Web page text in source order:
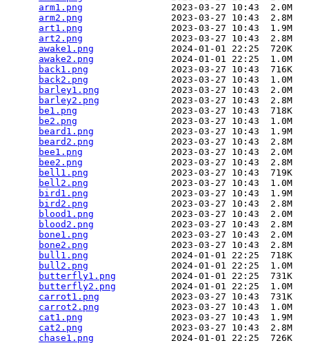
arm1.png
                2023-03-27 10:43  2.0M
arm2.png
                2023-03-27 10:43  2.8M
art1.png
                2023-03-27 10:43  1.9M
art2.png
                2023-03-27 10:43  2.8M
awake1.png
              2024-01-01 22:25  720K
awake2.png
              2024-01-01 22:25  1.0M
back1.png
               2023-03-27 10:43  716K
back2.png
               2023-03-27 10:43  1.0M
barley1.png
             2023-03-27 10:43  2.0M
barley2.png
             2023-03-27 10:43  2.8M
be1.png
                 2023-03-27 10:43  718K
be2.png
                 2023-03-27 10:43  1.0M
beard1.png
              2023-03-27 10:43  1.9M
beard2.png
              2023-03-27 10:43  2.8M
bee1.png
                2023-03-27 10:43  2.0M
bee2.png
                2023-03-27 10:43  2.8M
bell1.png
               2023-03-27 10:43  719K
bell2.png
               2023-03-27 10:43  1.0M
bird1.png
               2023-03-27 10:43  1.9M
bird2.png
               2023-03-27 10:43  2.8M
blood1.png
              2023-03-27 10:43  2.0M
blood2.png
              2023-03-27 10:43  2.8M
bone1.png
               2023-03-27 10:43  2.0M
bone2.png
               2023-03-27 10:43  2.8M
bull1.png
               2024-01-01 22:25  718K
bull2.png
               2024-01-01 22:25  1.0M
butterfly1.png
          2024-01-01 22:25  731K
butterfly2.png
          2024-01-01 22:25  1.0M
carrot1.png
             2023-03-27 10:43  731K
carrot2.png
             2023-03-27 10:43  1.0M
cat1.png
                2023-03-27 10:43  1.9M
cat2.png
                2023-03-27 10:43  2.8M
chase1.png
              2024-01-01 22:25  726K